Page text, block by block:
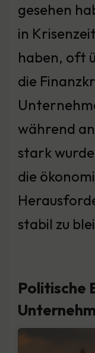
gesehen
in
haben, oft
die
während
stark
die
stabil zu
Politische